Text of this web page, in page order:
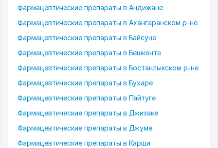
Фармацевтические препараты в Андижане
Фармацевтические препараты в Ахангаранском р-не
Фармацевтические препараты в Байсуне
Фармацевтические препараты в Бешкенте
Фармацевтические препараты в Бостанлыкском р-не
Фармацевтические препараты в Бухаре
Фармацевтические препараты в Пайтуге
Фармацевтические препараты в Джизаке
Фармацевтические препараты в Джуме
Фармацевтические препараты в Карши